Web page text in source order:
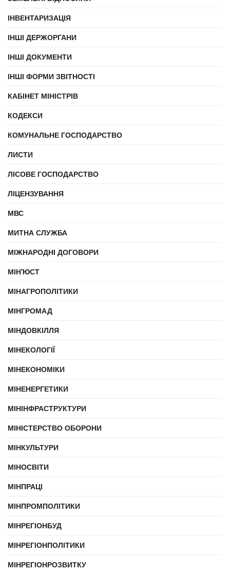
ІНВЕНТАРИЗАЦІЯ
ІНШІ ДЕРЖОРГАНИ
ІНШІ ДОКУМЕНТИ
ІНШІ ФОРМИ ЗВІТНОСТІ
КАБІНЕТ МІНІСТРІВ
КОДЕКСИ
КОМУНАЛЬНЕ ГОСПОДАРСТВО
ЛИСТИ
ЛІСОВЕ ГОСПОДАРСТВО
ЛІЦЕНЗУВАННЯ
МВС
МИТНА СЛУЖБА
МІЖНАРОДНІ ДОГОВОРИ
МІН'ЮСТ
МІНАГРОПОЛІТИКИ
МІНГРОМАД
МІНДОВКІЛЛЯ
МІНЕКОЛОГІЇ
МІНЕКОНОМІКИ
МІНЕНЕРГЕТИКИ
МІНІНФРАСТРУКТУРИ
МІНІСТЕРСТВО ОБОРОНИ
МІНКУЛЬТУРИ
МІНОСВІТИ
МІНПРАЦІ
МІНПРОМПОЛІТИКИ
МІНРЕГІОНБУД
МІНРЕГІОНПОЛІТИКИ
МІНРЕГІОНРОЗВИТКУ